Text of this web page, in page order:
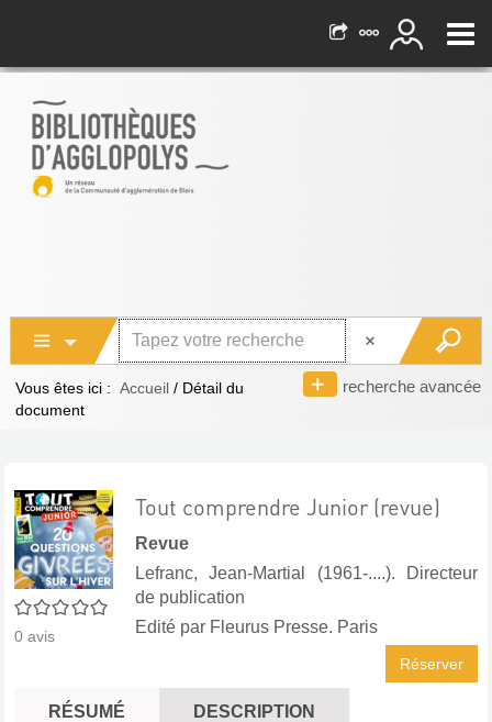
recherche avancée
Vous êtes ici : Accueil / Détail du
document
0/5
0 avis
Tout comprendre Junior (revue)
Revue
Lefranc, Jean-Martial (1961-....). Directeur
de publication
Edité par Fleurus Presse. Paris
Réserver
RÉSUMÉ DESCRIPTION